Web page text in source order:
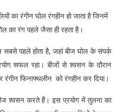
का रंगीन घोल रंगहीन हो जाता है जिनमें
का रंग पहले जैसा ही रहता है।
सबसे पहले होता है, जहां बीज घोल के संपर्क
सफल रहा। बीजों से श्वसन के दौरान
फिनाफ्थलीन को रंगहीन कर दिया।
श्वसन करते हैं। इस प्रयोग में तुलना का